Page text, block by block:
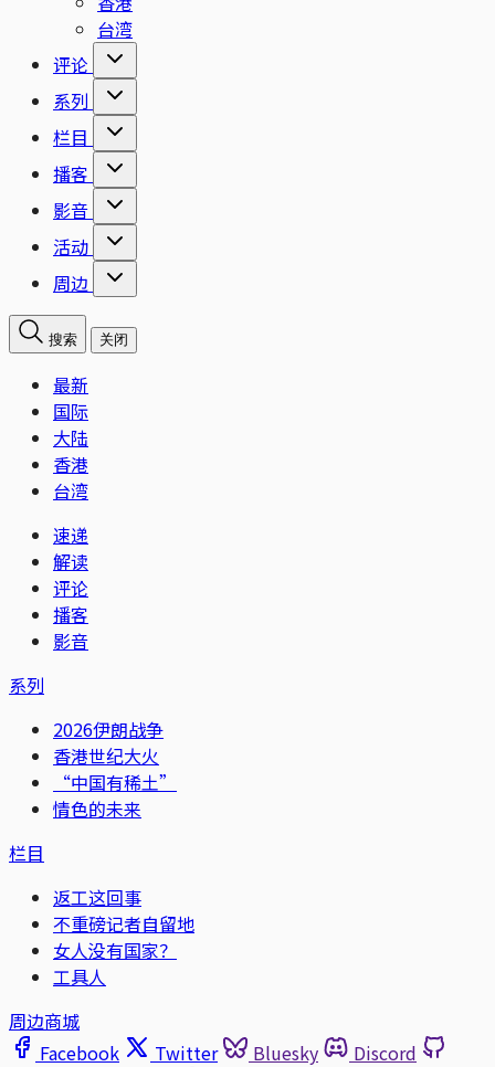
台湾
评论
系列
栏目
播客
影音
活动
周边
搜索 关闭
最新
国际
大陆
香港
台湾
速递
解读
评论
播客
影音
系列
2026伊朗战争
香港世纪大火
“中国有稀土”
情色的未来
栏目
返工这回事
不重磅记者自留地
女人没有国家？
工具人
周边商城
Facebook
Twitter Bluesky
Discord